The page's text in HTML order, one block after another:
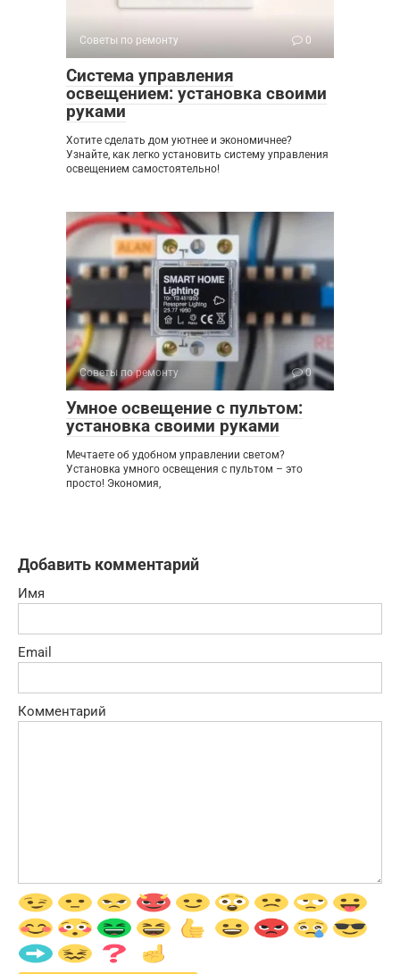
Советы по ремонту 0
Система управления
освещением: установка своими
руками
Хотите сделать дом уютнее и экономичнее?
Узнайте, как легко установить систему управления
освещением самостоятельно!
Советы по ремонту 0
Умное освещение с пультом:
установка своими руками
Мечтаете об удобном управлении светом?
Установка умного освещения с пультом – это
просто! Экономия,
Добавить комментарий
Имя
Email
Комментарий